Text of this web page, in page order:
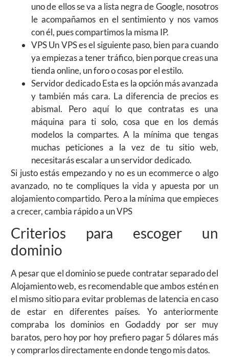
uno de ellos se va a lista negra de Google, nosotros
le acompañamos en el sentimiento y nos vamos
con él, pues compartimos la misma IP.
VPS Un VPS es el siguiente paso, bien para cuando
ya empiezas a tener tráfico, bien porque creas una
tienda online, un foro o cosas por el estilo.
Servidor dedicado Esta es la opción más avanzada
y también más cara. La diferencia de precios es
abismal. Pero aquí lo que contratas es una
máquina para ti solo, cosa que en los demás
modelos la compartes. A la mínima que tengas
muchas peticiones a la vez de tu sitio web,
necesitarás escalar a un servidor dedicado.
Si justo estás empezando y no es un ecommerce o algo
avanzado, no te compliques la vida y apuesta por un
alojamiento compartido. Pero a la mínima que empieces
a crecer, cambia rápido a un VPS
Criterios para escoger un
dominio
A pesar que el dominio se puede contratar separado del
Alojamiento web, es recomendable que ambos estén en
el mismo sitio para evitar problemas de latencia en caso
de estar en diferentes países. Yo anteriormente
compraba los dominios en Godaddy por ser muy
baratos, pero hoy por hoy prefiero pagar 5 dólares más
y comprarlos directamente en donde tengo mis datos.